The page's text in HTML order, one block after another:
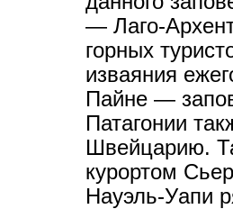
— Лаго-
горных
изваяния
Пайне —
Патагонии
Швейцарию.
курортом
Науэль-Уапи